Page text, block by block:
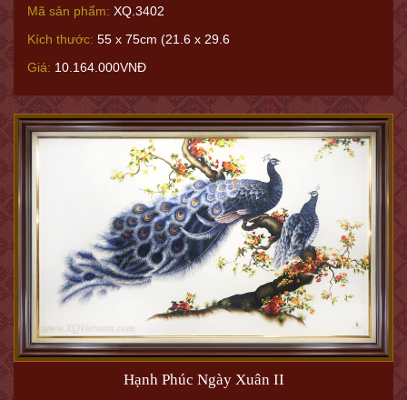
Mã sản phẩm: XQ.3402
Kích thước: 55 x 75cm (21.6 x 29.6
Giá: 10.164.000VNĐ
Hạnh Phúc Ngày Xuân II